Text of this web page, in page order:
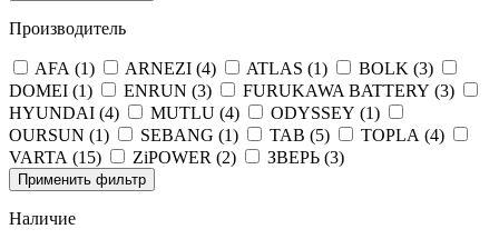
Производитель
AFA (1) ARNEZI (4) ATLAS (1) BOLK (3)
DOMEI (1) ENRUN (3) FURUKAWA BATTERY (3)
HYUNDAI (4) MUTLU (4) ODYSSEY (1)
OURSUN (1) SEBANG (1) TAB (5) TOPLA (4)
VARTA (15) ZiPOWER (2) ЗВЕРЬ (3)
Применить фильтр
Наличие